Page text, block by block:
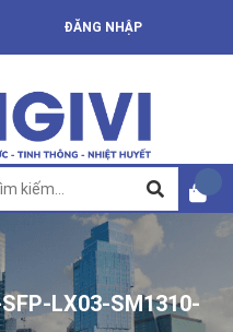
ĐĂNG NHẬP
LX03-SM1310-